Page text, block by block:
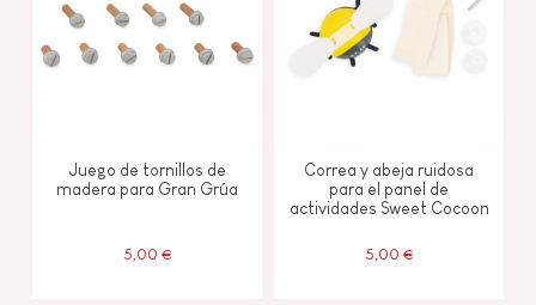
Juego de tornillos de
madera para Gran Grúa
5,00 €
Correa y abeja ruidosa
para el panel de
actividades Sweet Cocoon
5,00 €